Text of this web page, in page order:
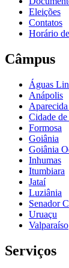
Eleições
Contatos
Horário
Câmpus
Águas
Anápolis
Cidade
Formosa
Goiânia
Goiânia
Inhumas
Itumbiara
Jataí
Luziânia
Senador
Uruaçu
Valparaíso
Serviços